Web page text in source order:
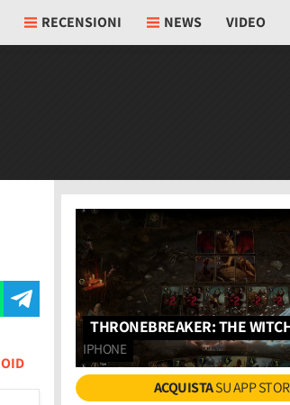
RECENSIONI NEWS VIDEO
THRONEBREAKER: THE
IPHONE
ACQUISTASU APP